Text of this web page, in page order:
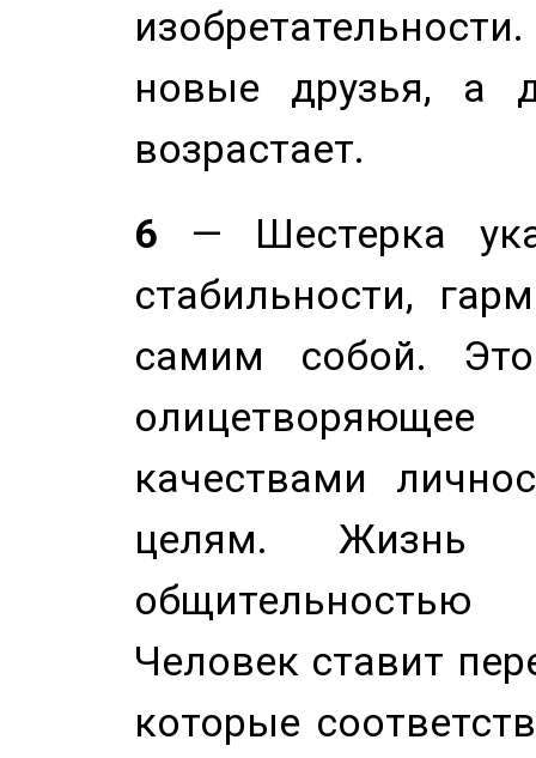
новые друзья, а
возрастает.
6 — Шестерка
стабильности,
самим собой.
качествами
целям. Жизнь
Человек ставит
которые